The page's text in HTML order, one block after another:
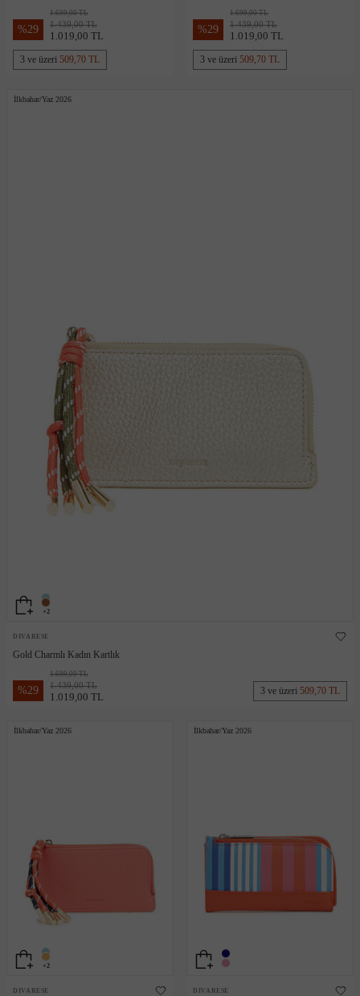
%29
1.699,00 TL
1.439,00 TL
1.019,00 TL
3 ve üzeri 509,70 TL
%29
1.699,00 TL
1.439,00 TL
1.019,00 TL
3 ve üzeri 509,70 TL
+2
İlkbahar/Yaz 2026
DIVARESE
Gold Charmlı Kadın Kartlık
%29
1.699,00 TL
1.439,00 TL
1.019,00 TL 3 ve üzeri 509,70 TL
+2
İlkbahar/Yaz 2026
DIVARESE
İlkbahar/Yaz 2026
DIVARESE